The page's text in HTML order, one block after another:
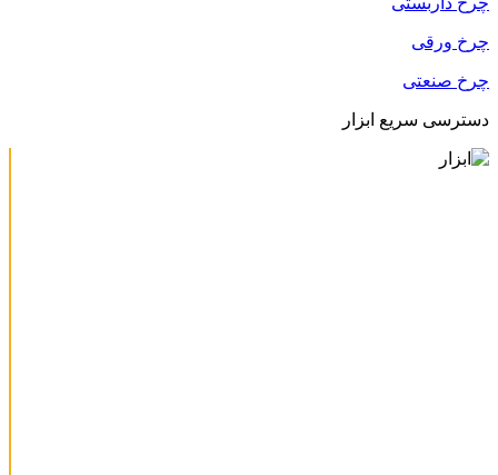
چرخ ورقی
چرخ صنعتی
دسترسی سریع ابزار